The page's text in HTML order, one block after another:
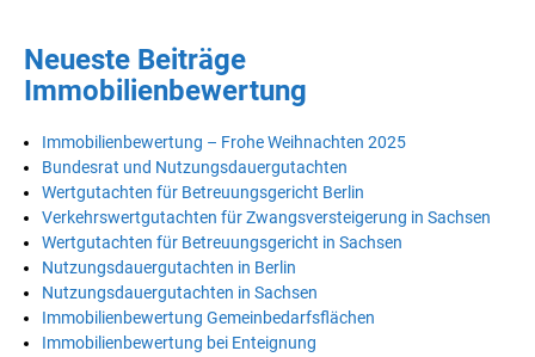
Neueste Beiträge
Immobilienbewertung
Immobilienbewertung – Frohe Weihnachten 2025
Bundesrat und Nutzungsdauergutachten
Wertgutachten für Betreuungsgericht Berlin
Verkehrswertgutachten für Zwangsversteigerung in Sachsen
Wertgutachten für Betreuungsgericht in Sachsen
Nutzungsdauergutachten in Berlin
Nutzungsdauergutachten in Sachsen
Immobilienbewertung Gemeinbedarfsflächen
Immobilienbewertung bei Enteignung